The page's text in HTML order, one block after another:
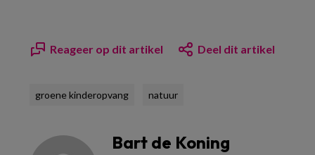
Reageer op dit artikel Deel dit artikel
groene kinderopvang natuur
Bart de Koning